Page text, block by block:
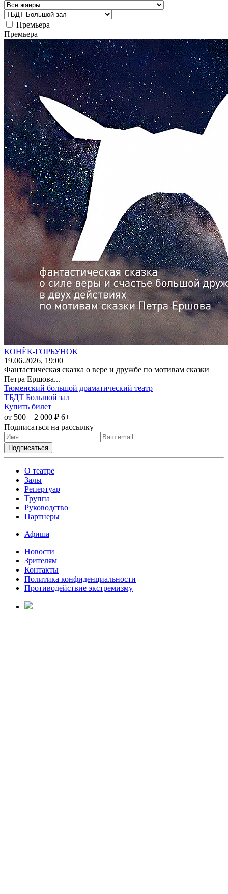
Премьера
Премьера
КОНЁК-ГОРБУНОК
19.06.2026, 19:00
Фантастическая сказка о вере и дружбе по мотивам сказки
Петра Ершова...
Тюменский большой драматический театр
ТБДТ Большой зал
Купить билет
от 500 – 2 000 ₽ 6+
Подписаться на рассылку
О театре
Залы
Репертуар
Труппа
Руководство
Партнеры
Афиша
Новости
Зрителям
Контакты
Политика конфиденциальности
Противодействие экстремизму